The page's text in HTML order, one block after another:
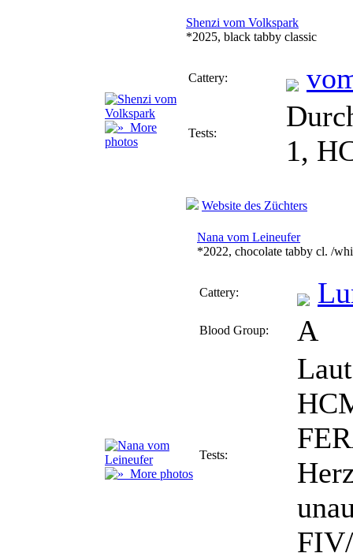
More
photos
Shenzi vom Volkspark
*2025, black tabby classic
Cattery:
Tests:
1,
Website des Züchters
More photos
Nana vom Leineufer
*2022, chocolate tabby cl. /
Cattery:
Blood Group: A
Tests: